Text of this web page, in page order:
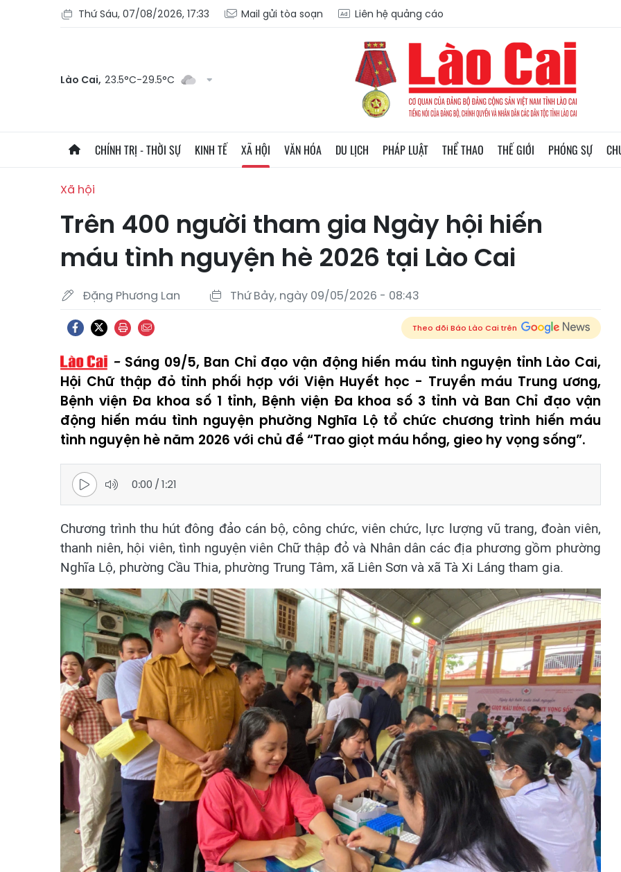
Thứ Sáu, 07/08/2026, 17:33 Mail gửi tòa soạn Liên hệ quảng cáo
Lào Cai, 23.5°C-29.5°C
CHÍNH TRỊ - THỜI SỰ KINH TẾ XÃ HỘI VĂN HÓA DU LỊCH PHÁP LUẬT THỂ THAO THẾ GIỚI PHÓNG SỰ
Xã hội
Trên 400 người tham gia Ngày hội hiến
máu tình nguyện hè 2026 tại Lào Cai
Đặng Phương Lan Thứ Bảy, ngày 09/05/2026 - 08:43
Theo dõi Báo Lào Cai trên
Sáng 09/5, Ban Chỉ đạo vận động hiến máu tình nguyện tỉnh Lào Cai,
Hội Chữ thập đỏ tỉnh phối hợp với Viện Huyết học - Truyền máu Trung ương,
Bệnh viện Đa khoa số 1 tỉnh, Bệnh viện Đa khoa số 3 tỉnh và Ban Chỉ đạo vận
động hiến máu tình nguyện phường Nghĩa Lộ tổ chức chương trình hiến máu
tình nguyện hè năm 2026 với chủ đề “Trao giọt máu hồng, gieo hy vọng sống”.
0:00 /1:21
Chương trình thu hút đông đảo cán bộ, công chức, viên chức, lực lượng vũ trang, đoàn viên,
thanh niên, hội viên, tình nguyện viên Chữ thập đỏ và Nhân dân các địa phương gồm phường
Nghĩa Lộ, phường Cầu Thia, phường Trung Tâm, xã Liên Sơn và xã Tà Xi Láng tham gia.